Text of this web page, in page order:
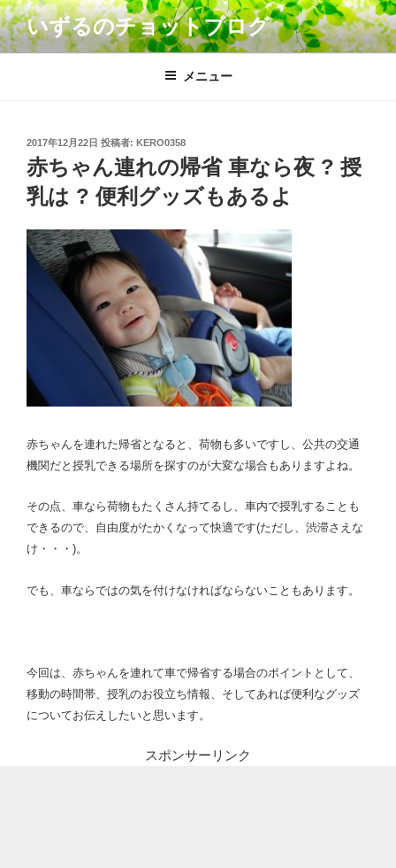
コ
ン
テ
いずるのチョットブログ
メニュー
投
稿
日:
2017年12月22日 投稿者: KERO0358
赤ちゃん連れの帰省 車なら夜 ? 授
乳は ? 便利グッズもあるよ
赤ちゃんを連れた帰省となると、荷物も多いですし、公共の交通
機関だと授乳できる場所を探すのが大変な場合もありますよね。
その点、車なら荷物もたくさん持てるし、車内で授乳することも
できるので、自由度がたかくなって快適です(ただし、渋滞さえな
け・・・)。
でも、車ならではの気を付けなければならないこともあります。
今回は、赤ちゃんを連れて車で帰省する場合のポイントとして、
移動の時間帯、授乳のお役立ち情報、そしてあれば便利なグッズ
についてお伝えしたいと思います。
スポンサーリンク